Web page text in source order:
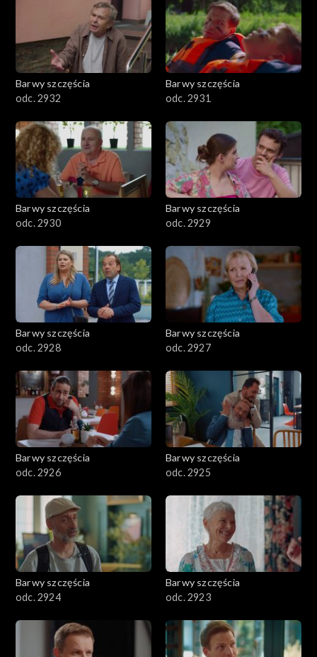
Barwy szczęścia
odc. 2932
Barwy szczęścia
odc. 2931
Barwy szczęścia
odc. 2930
Barwy szczęścia
odc. 2929
Barwy szczęścia
odc. 2928
Barwy szczęścia
odc. 2927
Barwy szczęścia
odc. 2926
Barwy szczęścia
odc. 2925
Barwy szczęścia
odc. 2924
Barwy szczęścia
odc. 2923